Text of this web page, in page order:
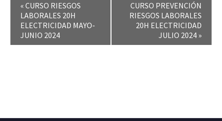
« CURSO RIESGOS
LABORALES 20H
ELECTRICIDAD MAYO-
JUNIO 2024
CURSO PREVENCIÓN
RIESGOS LABORALES
20H ELECTRICIDAD
JULIO 2024 »